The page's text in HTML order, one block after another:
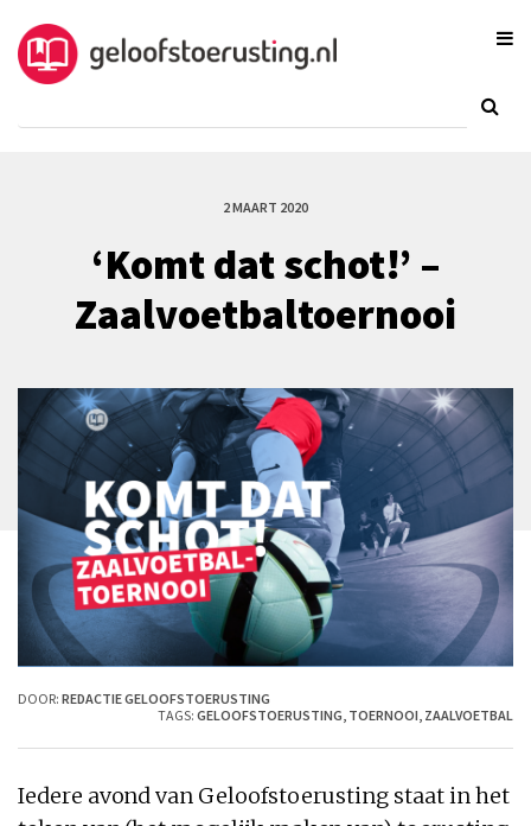
2 MAART 2020
‘Komt dat schot!’ –
Zaalvoetbaltoernooi
DOOR: REDACTIE GELOOFSTOERUSTING
TAGS: GELOOFSTOERUSTING TOERNOOI ZAALVOETBAL
Iedere avond van Geloofstoerusting staat in het